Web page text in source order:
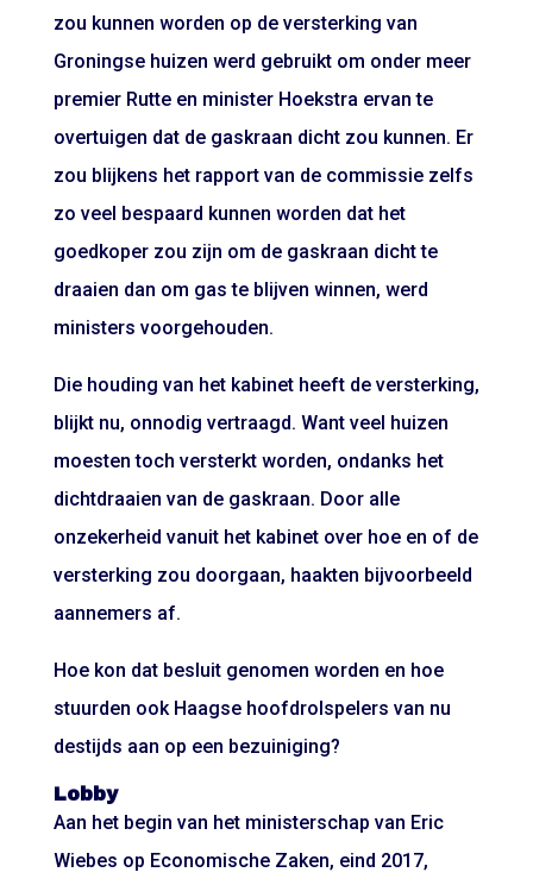
zou kunnen worden op de versterking van
Groningse huizen werd gebruikt om onder meer
premier Rutte en minister Hoekstra ervan te
overtuigen dat de gaskraan dicht zou kunnen. Er
zou blijkens het rapport van de commissie zelfs
zo veel bespaard kunnen worden dat het
goedkoper zou zijn om de gaskraan dicht te
draaien dan om gas te blijven winnen, werd
ministers voorgehouden.
Die houding van het kabinet heeft de versterking,
blijkt nu, onnodig vertraagd. Want veel huizen
moesten toch versterkt worden, ondanks het
dichtdraaien van de gaskraan. Door alle
onzekerheid vanuit het kabinet over hoe en of de
versterking zou doorgaan, haakten bijvoorbeeld
aannemers af.
Hoe kon dat besluit genomen worden en hoe
stuurden ook Haagse hoofdrolspelers van nu
destijds aan op een bezuiniging?
Lobby
Aan het begin van het ministerschap van Eric
Wiebes op Economische Zaken, eind 2017,